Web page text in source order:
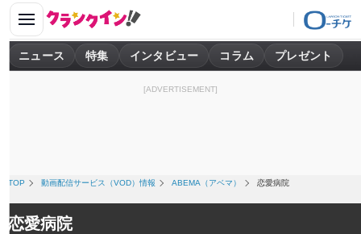
ニュース 特集 インタビュー コラム プレゼント
[ADVERTISEMENT]
TOP 動画配信サービス（VOD）情報 ABEMA（アベマ） 恋愛病院
恋愛病院